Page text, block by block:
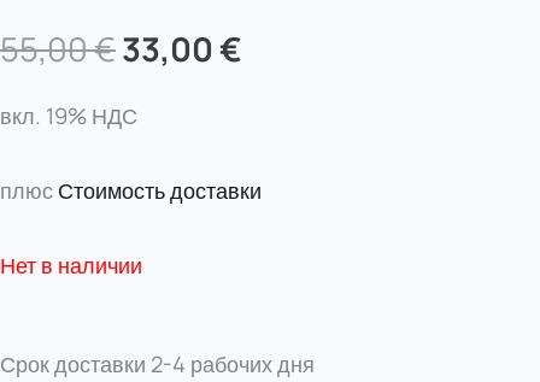
55,00€Первоначальная
составляла
33,00€
вкл. 19% НДС
плюс Стоимость доставки
Нет в наличии
Срок доставки 2-4 рабочих дня